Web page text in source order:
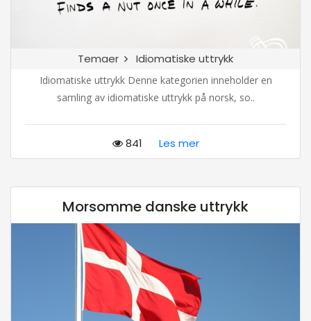
Temaer Idiomatiske uttrykk
Idiomatiske uttrykk Denne kategorien inneholder en
samling av idiomatiske uttrykk på norsk, so..
841 Les mer
Morsomme danske uttrykk